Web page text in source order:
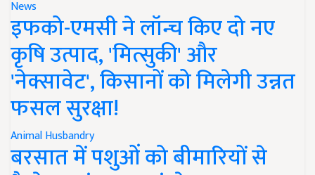
News
इफको-एमसी ने लॉन्च किए दो नए
कृषि उत्पाद, 'मित्सुकी' और
'नेक्सावेट', किसानों को मिलेगी उन्नत
फसल सुरक्षा!
Animal Husbandry
बरसात में पशुओं को बीमारियों से